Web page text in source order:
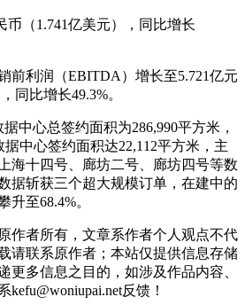
币（1.741亿美元），同比增长
前利润（EBITDA）增长至5.721亿元
同比增长49.3%。
中心总签约面积为286,990平方米，
据中心签约面积达22,112平方米，主
海十四号、廊坊二号、廊坊四号等数
据斩获三个超大规模订单，在建中的
至68.4%。
作者所有，文章系作者个人观点不代
请联系原作者；本站仅提供信息存储
更多信息之目的，如涉及作品内容、
反馈！